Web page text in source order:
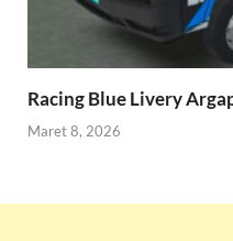
Racing Blue Livery
Maret 8, 2026